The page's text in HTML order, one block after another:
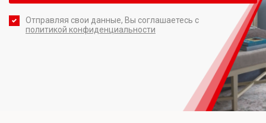
Отправляя свои данные, Вы соглашаетесь с
политикой конфиденциальности